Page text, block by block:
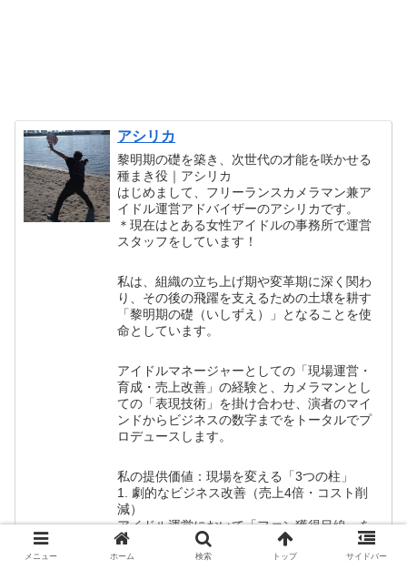
アシリカ
黎明期の礎を築き、次世代の才能を咲かせる
種まき役｜アシリカ
はじめまして、フリーランスカメラマン兼ア
イドル運営アドバイザーのアシリカです。
＊現在はとある女性アイドルの事務所で運営
スタッフをしています！
私は、組織の立ち上げ期や変革期に深く関わ
り、その後の飛躍を支えるための土壌を耕す
「黎明期の礎（いしずえ）」となることを使
命としています。
アイドルマネージャーとしての「現場運営・
育成・売上改善」の経験と、カメラマンとし
ての「表現技術」を掛け合わせ、演者のマイ
ンドからビジネスの数字までをトータルでプ
ロデュースします。
私の提供価値：現場を変える「3つの柱」
1. 劇的なビジネス改善（売上4倍・コスト削
減）
アイドル運営において「ファン獲得目線」を
徹底し、単なるスタッフに留まらない成果を
追求します。
メニュー ホーム 検索 トップ サイドバー